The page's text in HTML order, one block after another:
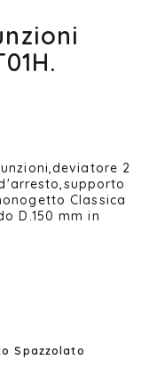
2
Classica
D.150 mm in
Spazzolato